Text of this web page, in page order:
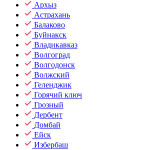
Архыз
Астрахань
Балаково
Буйнакск
Владикавказ
Волгоград
Волгодонск
Волжский
Геленджик
Горячий ключ
Грозный
Дербент
Домбай
Ейск
Избербаш